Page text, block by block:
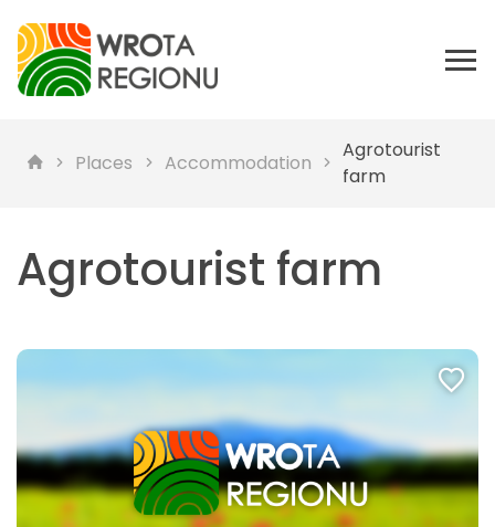
Places Accommodation
Agrotourist
farm
Agrotourist farm